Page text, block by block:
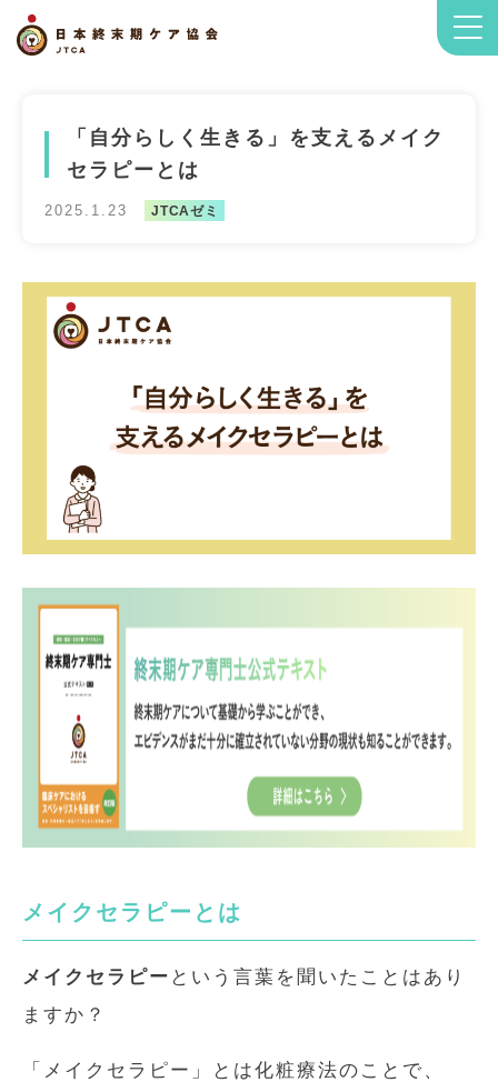
「自分らしく生きる」を支えるメイク
セラピーとは
2025.1.23 JTCAゼミ
メイクセラピーとは
メイクセラピー という言葉を聞いたことはあり
ますか？
「メイクセラピー」とは化粧療法のことで、